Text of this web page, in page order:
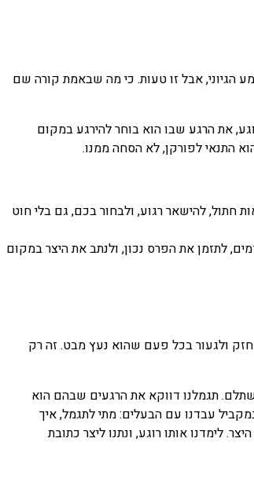
הגיוני, אבל זו טעות. כי מה שבאמת קורה שם
את הרגע שבו הוא בוחר להירגע במקום
התנאי לפורקן, לא הסחה ממנו.
חתול, להישאר רגוע, ולבחור בכם, גם בלי חוט
לתזמן את הפרס נכון, ולנתב את היצר במקום
חזק ולגעור בכל פעם שהוא נעץ מבט. זה רק
תגמלנו דווקא את הרגעים שבהם הוא
עבדנו עם הבעלים: מתי לתגמל, איך
לימדנו אותו רוגע, ונתנו ליצר כתובת